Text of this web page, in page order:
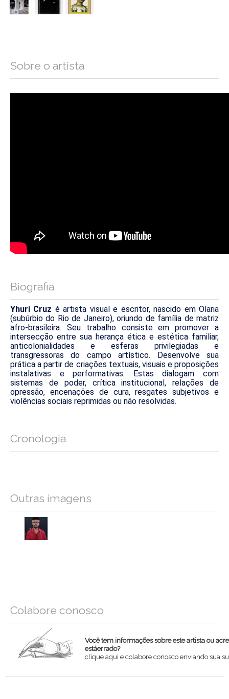
Sobre o artista
Biografia
Yhuri Cruz é artista visual e escritor, nascido em Olaria
(subúrbio do Rio de Janeiro), oriundo de família de matriz
afro-brasileira. Seu trabalho consiste em promover a
intersecção entre sua herança ética e estética familiar,
anticolonialidades e esferas privilegiadas e
transgressoras do campo artístico. Desenvolve sua
prática a partir de criações textuais, visuais e proposições
instalativas e performativas. Estas dialogam com
sistemas de poder, crítica institucional, relações de
opressão, encenações de cura, resgates subjetivos e
violências sociais reprimidas ou não resolvidas.
Cronologia
Outras imagens
Colabore conosco
Você tem informações sobre este artista ou
estáerrado?
clique aqui e colabore conosco enviando sua